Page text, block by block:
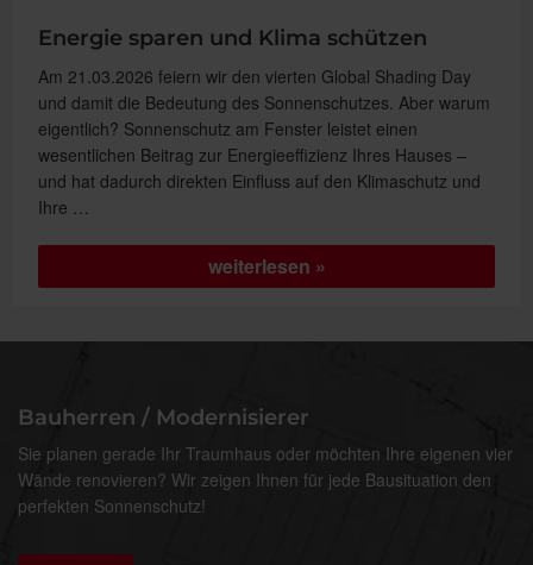
Energie sparen und Klima schützen
Am 21.03.2026 feiern wir den vierten Global Shading Day
und damit die Bedeutung des Sonnenschutzes. Aber warum
eigentlich? Sonnenschutz am Fenster leistet einen
wesentlichen Beitrag zur Energieeffizienz Ihres Hauses –
und hat dadurch direkten Einfluss auf den Klimaschutz und
Ihre …
„Energie
sparen
schützen“
weiterlesen
Bauherren / Modernisierer
Sie planen gerade Ihr Traumhaus oder möchten Ihre eigenen vier
Wände renovieren? Wir zeigen Ihnen für jede Bausituation den
perfekten Sonnenschutz!